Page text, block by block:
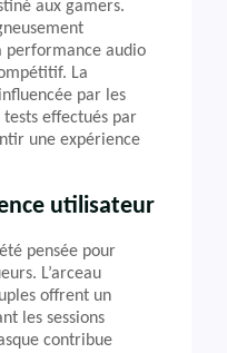
aux gamers.
performance audio
La
par les
effectués par
une expérience
utilisateur
pensée pour
L’arceau
offrent un
les sessions
contribue